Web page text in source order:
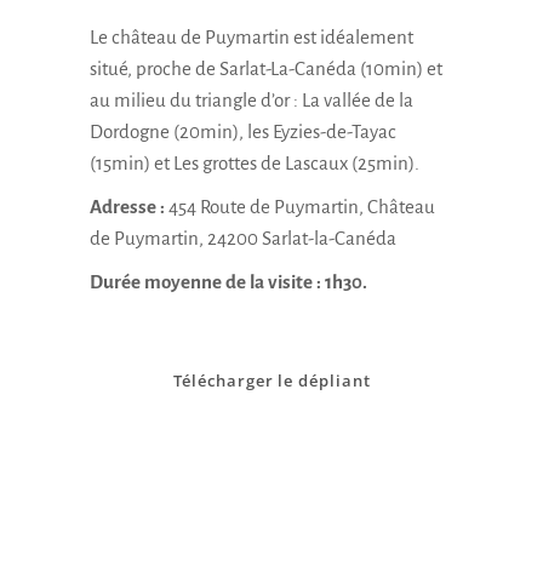
Le château de Puymartin est idéalement
situé, proche de Sarlat-La-Canéda (10min) et
au milieu du triangle d’or : La vallée de la
Dordogne (20min), les Eyzies-de-Tayac
(15min) et Les grottes de Lascaux (25min).
Adresse : 454 Route de Puymartin, Château
de Puymartin, 24200 Sarlat-la-Canéda
Durée moyenne de la visite : 1h30.
Télécharger le dépliant